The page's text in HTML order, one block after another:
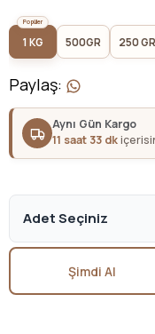
1 KG 500GR 250 GR
Paylaş:
Aynı Gün Kargo
11 saat 33 dk
Adet Seçiniz
Şimdi Al